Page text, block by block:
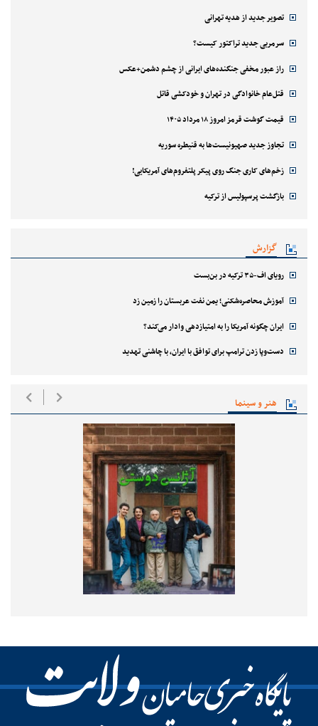
تصویر جدید از هدیه تهرانی
سرمربی جدید تراکتور کیست؟
راز عبور مخفی جنگنده‌های ایرانی از چشم دشمن+عکس
قتل‌‌عام خانوادگی در تهران و خودکشی قاتل
قیمت گوشت قرمز امروز ۱۸ مرداد ۱۴۰۵
تجاوز جدید صهیونیست‌ها به قنیطره سوریه
زخم‌های کاری جنگ روی پیکر پلتفروم‌های آمریکایی!
بازگشت پرسپولیس از ترکیه
گزارش
رویای اف-۳۵ ترکیه در بن‌بست
آموزش محاصره‌شکنی؛ یمن نفت عربستان را زمین زد
ایران چگونه آمریکا را به امتیازدهی وادار می‌کند؟
دست‌وپا زدن ترامپ برای توافق با ایران، با چاشنی تهدید
هنر و سینما